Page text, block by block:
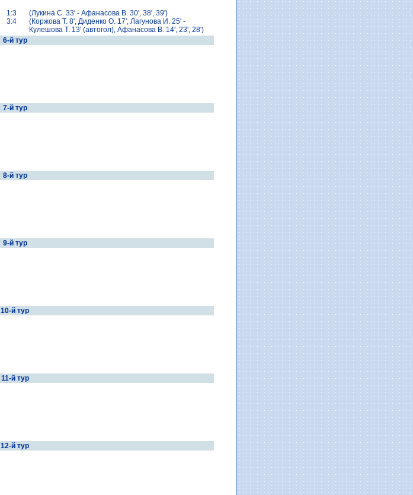
1:3
3:4
(Лукина C. 33' - Афанасова В. 30', 38', 39')
(Коржова T. 8', Диденко O. 17', Лагунова И. 25' -
Кулешова T. 13' (автогол), Афанасова B. 14', 23', 28')
6-й тур
7-й тур
8-й тур
9-й тур
10-й тур
11-й тур
12-й тур